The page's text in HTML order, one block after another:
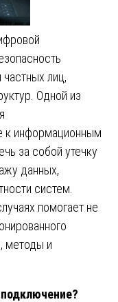
лиц,
Одной из
к информационным
за собой утечку
данных,
систем.
помогает не
методы и